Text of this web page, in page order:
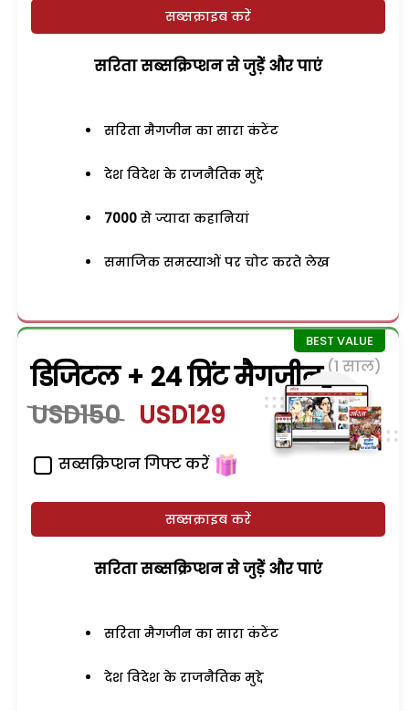
सब्सक्राइब करें
सरिता सब्सक्रिप्शन से जुड़ेें और पाएं
सरिता मैगजीन का सारा कंटेंट
देश विदेश के राजनैतिक मुद्दे
7000 से ज्यादा कहानियां
समाजिक समस्याओं पर चोट करते लेख
डिजिटल + 24 प्रिंट मैगजीन (1 साल)
USD150 USD129
सब्सक्रिप्शन गिफ्ट करें
सब्सक्राइब करें
सरिता सब्सक्रिप्शन से जुड़ेें और पाएं
सरिता मैगजीन का सारा कंटेंट
देश विदेश के राजनैतिक मुद्दे